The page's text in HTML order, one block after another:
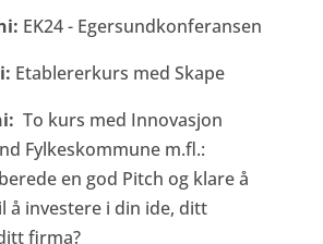
EK24 - Egersundkonferansen
Etablererkurs med Skape
To kurs med Innovasjon
Fylkeskommune m.fl.:
en god Pitch og klare å
å investere i din ide, ditt
firma?